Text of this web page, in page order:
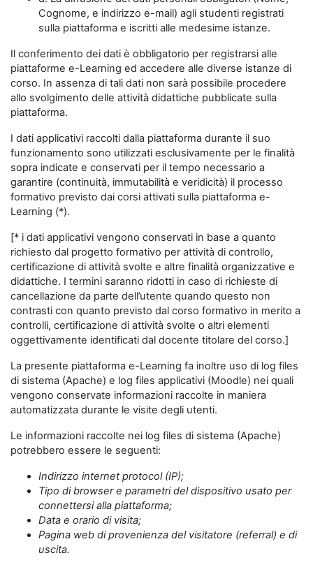
Cognome, e indirizzo e-mail) agli studenti registrati
sulla piattaforma e iscritti alle medesime istanze.
Il conferimento dei dati è obbligatorio per registrarsi alle
piattaforme e-Learning ed accedere alle diverse istanze di
corso. In assenza di tali dati non sarà possibile procedere
allo svolgimento delle attività didattiche pubblicate sulla
piattaforma.
I dati applicativi raccolti dalla piattaforma durante il suo
funzionamento sono utilizzati esclusivamente per le finalità
sopra indicate e conservati per il tempo necessario a
garantire (continuità, immutabilità e veridicità) il processo
formativo previsto dai corsi attivati sulla piattaforma e-
Learning (*).
[* i dati applicativi vengono conservati in base a quanto
richiesto dal progetto formativo per attività di controllo,
certificazione di attività svolte e altre finalità organizzative e
didattiche. I termini saranno ridotti in caso di richieste di
cancellazione da parte dell’utente quando questo non
contrasti con quanto previsto dal corso formativo in merito a
controlli, certificazione di attività svolte o altri elementi
oggettivamente identificati dal docente titolare del corso.]
La presente piattaforma e-Learning fa inoltre uso di log files
di sistema (Apache) e log files applicativi (Moodle) nei quali
vengono conservate informazioni raccolte in maniera
automatizzata durante le visite degli utenti.
Le informazioni raccolte nei log files di sistema (Apache)
potrebbero essere le seguenti:
Indirizzo internet protocol (IP);
Tipo di browser e parametri del dispositivo usato per
connettersi alla piattaforma;
Data e orario di visita;
Pagina web di provenienza del visitatore (referral) e di
uscita.